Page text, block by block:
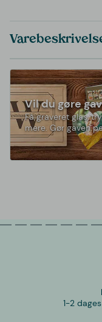
Vil du gøre
Få graveret glas,
mere. Gør gaven
1-2